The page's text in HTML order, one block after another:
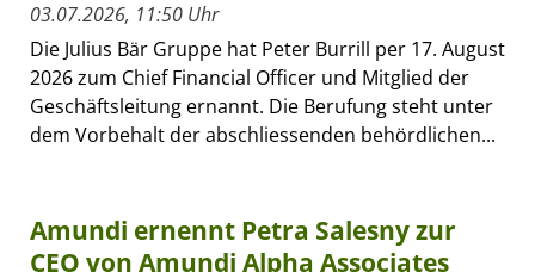
03.07.2026, 11:50 Uhr
Die Julius Bär Gruppe hat Peter Burrill per 17. August
2026 zum Chief Financial Officer und Mitglied der
Geschäftsleitung ernannt. Die Berufung steht unter
dem Vorbehalt der abschliessenden behördlichen...
Amundi ernennt Petra Salesny zur
CEO von Amundi Alpha Associates